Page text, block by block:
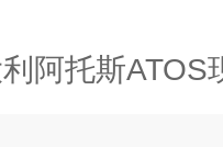
阿托斯ATOS现